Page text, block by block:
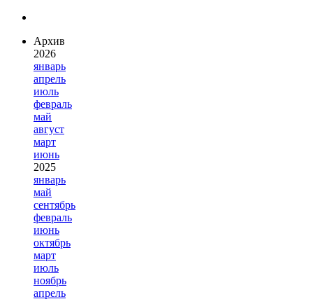
Архив
2026
январь
апрель
июль
февраль
май
август
март
июнь
2025
январь
май
сентябрь
февраль
июнь
октябрь
март
июль
ноябрь
апрель